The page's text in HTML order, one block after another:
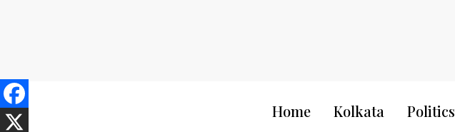
Home Kolkata Politics